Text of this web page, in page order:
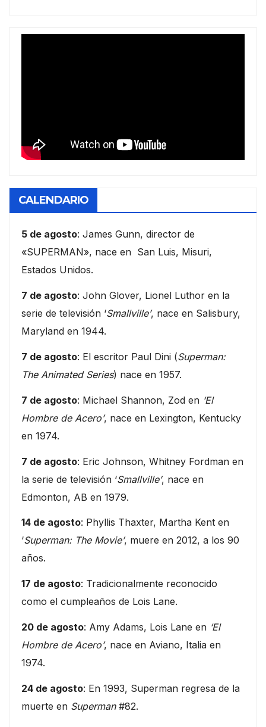
CALENDARIO
5 de agosto: James Gunn, director de
«SUPERMAN», nace en San Luis, Misuri,
Estados Unidos.
7 de agosto: John Glover, Lionel Luthor en la
serie de televisión ‘Smallville’, nace en Salisbury,
Maryland en 1944.
7 de agosto: El escritor Paul Dini (Superman:
The Animated Series) nace en 1957.
7 de agosto: Michael Shannon, Zod en ‘El
Hombre de Acero’, nace en Lexington, Kentucky
en 1974.
7 de agosto: Eric Johnson, Whitney Fordman en
la serie de televisión ‘Smallville’, nace en
Edmonton, AB en 1979.
14 de agosto: Phyllis Thaxter, Martha Kent en
‘Superman: The Movie’, muere en 2012, a los 90
años.
17 de agosto: Tradicionalmente reconocido
como el cumpleaños de Lois Lane.
20 de agosto: Amy Adams, Lois Lane en ‘El
Hombre de Acero’, nace en Aviano, Italia en
1974.
24 de agosto: En 1993, Superman regresa de la
muerte en Superman#82.